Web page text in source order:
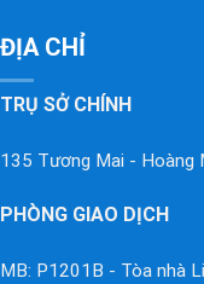
ĐỊA CHỈ
TRỤ SỞ CHÍNH
135 Tương Mai - Hoàng
PHÒNG GIAO DỊCH
MB: P1201B - Tòa nhà